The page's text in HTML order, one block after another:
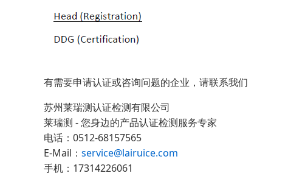
有需要申请认证或咨询问题的企业，请联系我们
苏州莱瑞测认证检测有限公司
莱瑞测 - 您身边的产品认证检测服务专家
电话：0512-68157565
E-Mail： service@lairuice.com
手机：17314226061